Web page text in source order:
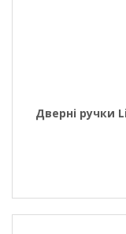
Дверні ручки